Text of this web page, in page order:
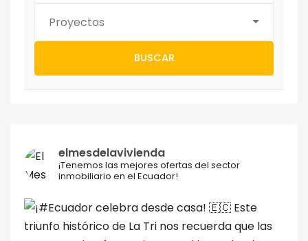
Proyectos
BUSCAR
elmesdelavivienda
¡Tenemos las mejores ofertas del sector
inmobiliario en el Ecuador!